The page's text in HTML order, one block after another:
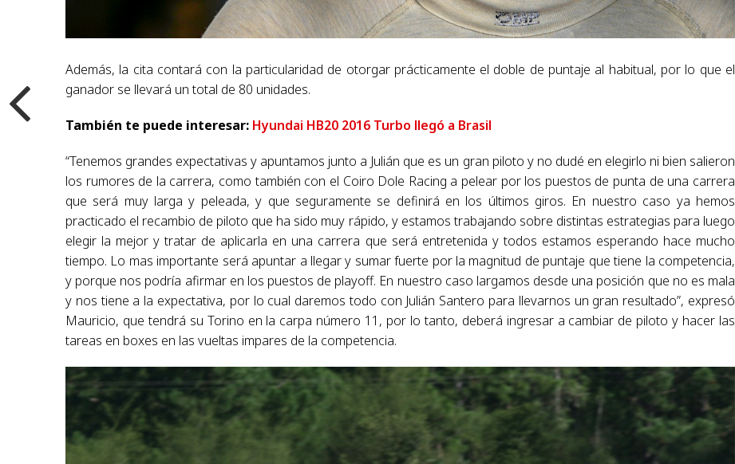
Además, la cita contará con la particularidad de otorgar prácticamente el doble de puntaje al habitual, por lo que el
ganador se llevará un total de 80 unidades.
También te puede interesar: Hyundai HB20 2016 Turbo llegó a Brasil
“Tenemos grandes expectativas y apuntamos junto a Julián que es un gran piloto y no dudé en elegirlo ni bien salieron
los rumores de la carrera, como también con el Coiro Dole Racing a pelear por los puestos de punta de una carrera
que será muy larga y peleada, y que seguramente se definirá en los últimos giros. En nuestro caso ya hemos
practicado el recambio de piloto que ha sido muy rápido, y estamos trabajando sobre distintas estrategias para luego
elegir la mejor y tratar de aplicarla en una carrera que será entretenida y todos estamos esperando hace mucho
tiempo. Lo mas importante será apuntar a llegar y sumar fuerte por la magnitud de puntaje que tiene la competencia,
y porque nos podría afirmar en los puestos de playoff. En nuestro caso largamos desde una posición que no es mala
y nos tiene a la expectativa, por lo cual daremos todo con Julián Santero para llevarnos un gran resultado”, expresó
Mauricio, que tendrá su Torino en la carpa número 11, por lo tanto, deberá ingresar a cambiar de piloto y hacer las
tareas en boxes en las vueltas impares de la competencia.